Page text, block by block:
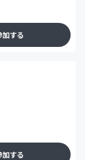
加する
加する